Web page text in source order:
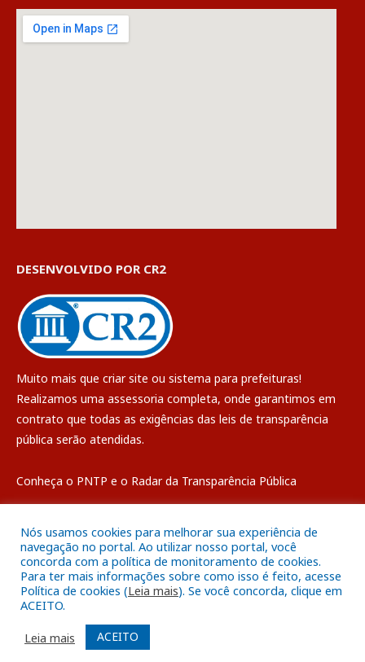
DESENVOLVIDO POR CR2
Muito mais que criar site ou sistema para prefeituras!
Realizamos uma assessoria completa, onde garantimos em
contrato que todas as exigências das leis de transparência
pública serão atendidas.
Conheça o PNTP e o Radar da Transparência Pública
Todos os direitos reservados a Câmara Municipal de Breves
Mapa do Site
Acessar o Webmail
Nós usamos cookies para melhorar sua experiência de
navegação no portal. Ao utilizar nosso portal, você
concorda com a política de monitoramento de cookies.
Para ter mais informações sobre como isso é feito, acesse
Política de cookies (Leia mais). Se você concorda, clique em
ACEITO.
Leia mais
ACEITO